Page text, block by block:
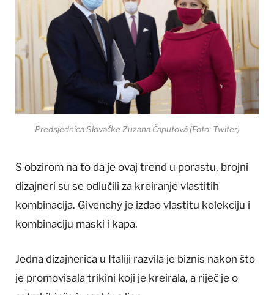
Predsjednica Slovačke Zuzana Čaputová (Foto: Twiter)
S obzirom na to da je ovaj trend u porastu, brojni
dizajneri su se odlučili za kreiranje vlastitih
kombinacija. Givenchy je izdao vlastitu kolekciju i
kombinaciju maski i kapa.
Jedna dizajnerica u Italiji razvila je biznis nakon što
je promovisala trikini koji je kreirala, a riječ je o